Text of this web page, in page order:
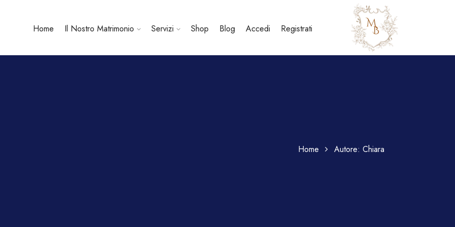
Home Il Nostro Matrimonio Servizi Shop Blog Accedi Registrati
Home Autore: Chiara